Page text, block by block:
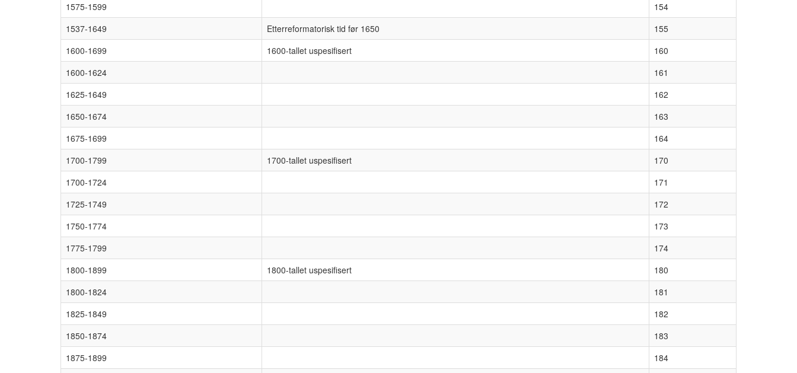
1575-1599
154
1537-1649
Etterreformatorisk tid før 1650
155
1600-1699
1600-tallet uspesifisert
160
1600-1624
161
1625-1649
162
1650-1674
163
1675-1699
164
1700-1799
1700-tallet uspesifisert
170
1700-1724
171
1725-1749
172
1750-1774
173
1775-1799
174
1800-1899
1800-tallet uspesifisert
180
1800-1824
181
1825-1849
182
1850-1874
183
1875-1899
184